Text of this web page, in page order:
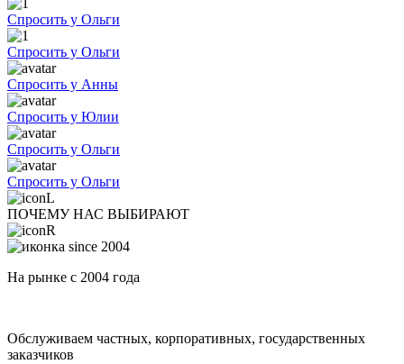
Спросить у Ольги
Спросить у Ольги
Спросить у Анны
Спросить у Юлии
Спросить у Ольги
Спросить у Ольги
ПОЧЕМУ НАС ВЫБИРАЮТ
На рынке с 2004 года
Обслуживаем частных, корпоративных, государственных
заказчиков